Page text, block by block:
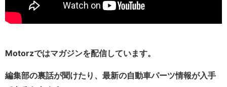
Motorzではマガジンを配信しています。
編集部の裏話が聞けたり、最新の自動車パーツ情報が入手